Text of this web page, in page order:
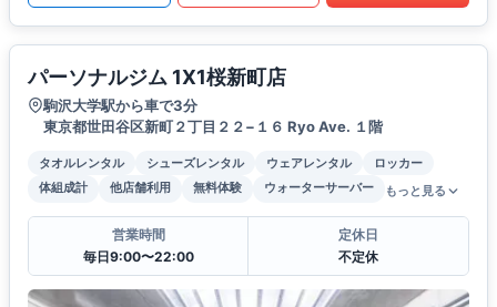
パーソナルジム 1X1桜新町店
駒沢大学駅から車で3分
東京都世田谷区新町２丁目２２−１６ Ryo Ave. １階
タオルレンタル シューズレンタル ウェアレンタル
ロッカー
体組成計
他店舗利用 無料体験 ウォーターサーバー もっと見る
営業時間
毎日9:00〜22:00
定休日
不定休